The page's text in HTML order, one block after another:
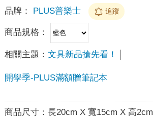
品牌： PLUS普樂士 追蹤
商品規格：
相關主題： 文具新品搶先看！
開學季-PLUS滿額贈筆記本
商品尺寸： 長20cm X 寬15cm X 高2cm